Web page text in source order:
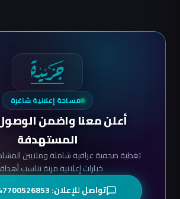
مساحة إعلانية شاغرة
أعلن معنا واضمن
المستهدفة
تغطية صحفية عراقية شاملة وملايين
خيارات إعلانية مرنة تناسب
تواصل للإعلان: 009647700526853